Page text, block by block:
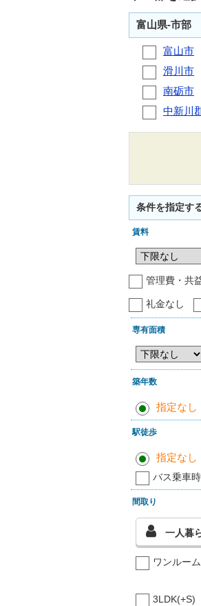
富山県-市部
富山市
滑川市
南砺市
中新川
条件を指定す
賃料
管理費・共
礼金なし
専有面積
築年数
指定なし
駅徒歩
指定なし
バス乗車
間取り
一人暮
ワンルーム
3LDK(+S)